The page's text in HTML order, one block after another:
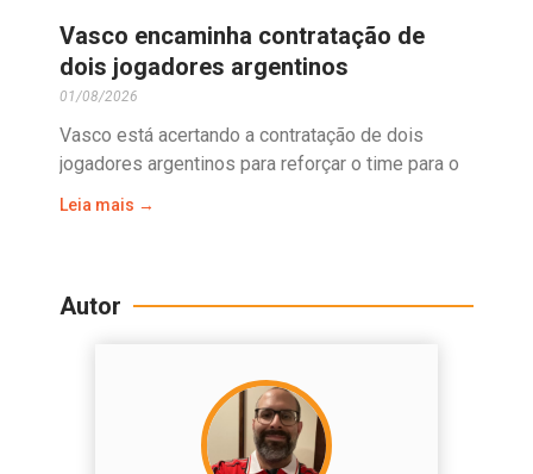
Vasco encaminha contratação de
dois jogadores argentinos
01/08/2026
Vasco está acertando a contratação de dois
jogadores argentinos para reforçar o time para o
Leia mais →
Autor